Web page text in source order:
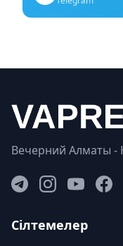
Вечерний Алматы -
Сілтемелер